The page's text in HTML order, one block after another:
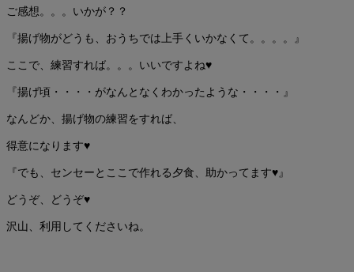
ご感想。。。いかが？？
『揚げ物がどうも、おうちでは上手くいかなくて。。。。』
ここで、練習すれば。。。いいですよね♥
『揚げ頃・・・・がなんとなくわかったような・・・・』
なんどか、揚げ物の練習をすれば、
得意になります♥
『でも、センセーとここで作れる夕食、助かってます♥』
どうぞ、どうぞ♥
沢山、利用してくださいね。